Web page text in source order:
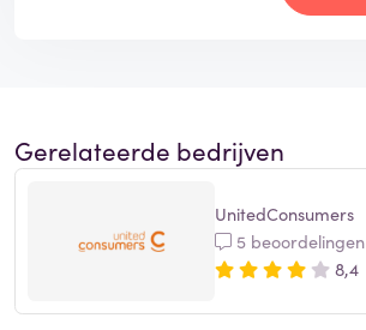
Gerelateerde bedrijven
UnitedConsumers
5 beoordelingen
8,4